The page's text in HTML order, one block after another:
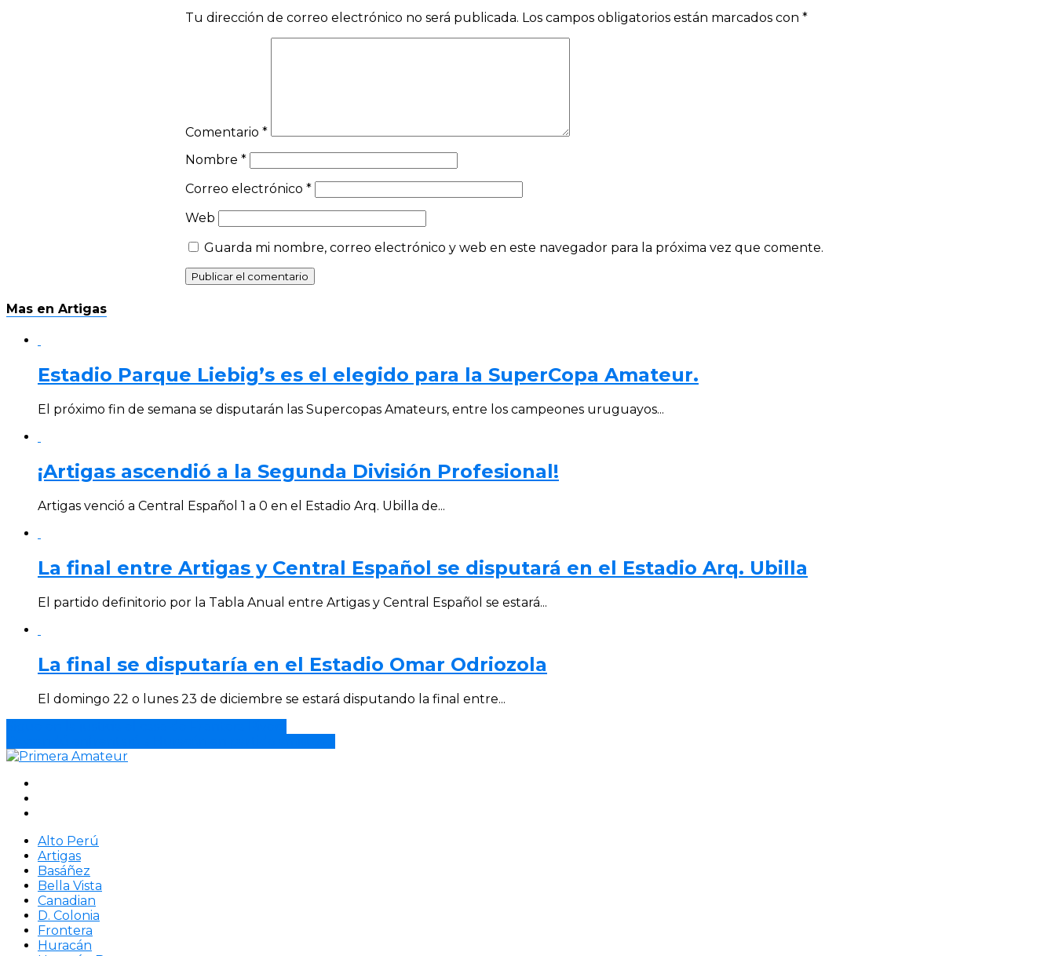
Tu dirección de correo electrónico no será publicada. Los campos obligatorios están marcados con *
Comentario *
Nombre *
Correo electrónico *
Web
Guarda mi nombre, correo electrónico y web en este navegador para la próxima vez que comente.
Mas en Artigas
Estadio Parque Liebig’s es el elegido para la SuperCopa Amateur.
El próximo fin de semana se disputarán las Supercopas Amateurs, entre los campeones uruguayos...
¡Artigas ascendió a la Segunda División Profesional!
Artigas venció a Central Español 1 a 0 en el Estadio Arq. Ubilla de...
La final entre Artigas y Central Español se disputará en el Estadio Arq. Ubilla
El partido definitorio por la Tabla Anual entre Artigas y Central Español se estará...
La final se disputaría en el Estadio Omar Odriozola
El domingo 22 o lunes 23 de diciembre se estará disputando la final entre...
Alto Perú
Artigas
Basáñez
Bella Vista
Canadian
D. Colonia
Frontera
Huracán